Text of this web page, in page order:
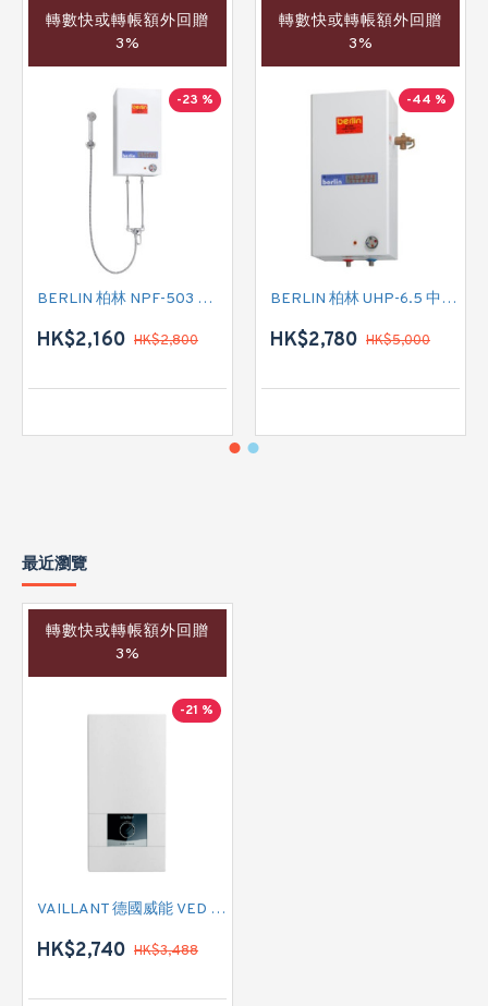
轉數快或轉帳額外回贈
3%
-23 %
BERLIN 柏林 NPF-503 花灑儲水式(低壓電熱水爐)
HK$2,160 HK$2,800
轉數快或轉帳額外回贈
3%
-44 %
BERLIN 柏林 UHP-6.5 中央儲水式(高壓電熱水爐)
HK$2,780 HK$5,000
最近瀏覽
轉數快或轉帳額外回贈
3%
-21 %
VAILLANT 德國威能 VED E 21/8 B PRO 即熱式電熱水爐
HK$2,740 HK$3,488